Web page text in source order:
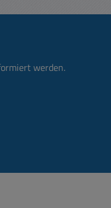
werden.